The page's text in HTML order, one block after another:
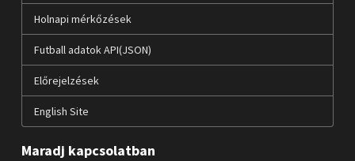
Holnapi mérkőzések
Futball adatok API(JSON)
Előrejelzések
English Site
Maradj kapcsolatban